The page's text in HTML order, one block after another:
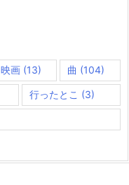
映画(13) 曲 (104)
行ったとこ (3)